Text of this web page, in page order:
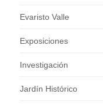
Evaristo Valle
Exposiciones
Investigación
Jardín Histórico